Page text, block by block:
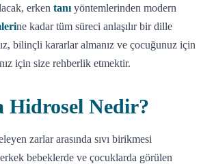
erken tanı yöntemlerinden modern
ne kadar tüm süreci anlaşılır bir dille
bilinçli kararlar almanız ve çocuğunuz için
için size rehberlik etmektir.
Hidrosel Nedir?
zarlar arasında sıvı birikmesi
bebeklerde ve çocuklarda görülen